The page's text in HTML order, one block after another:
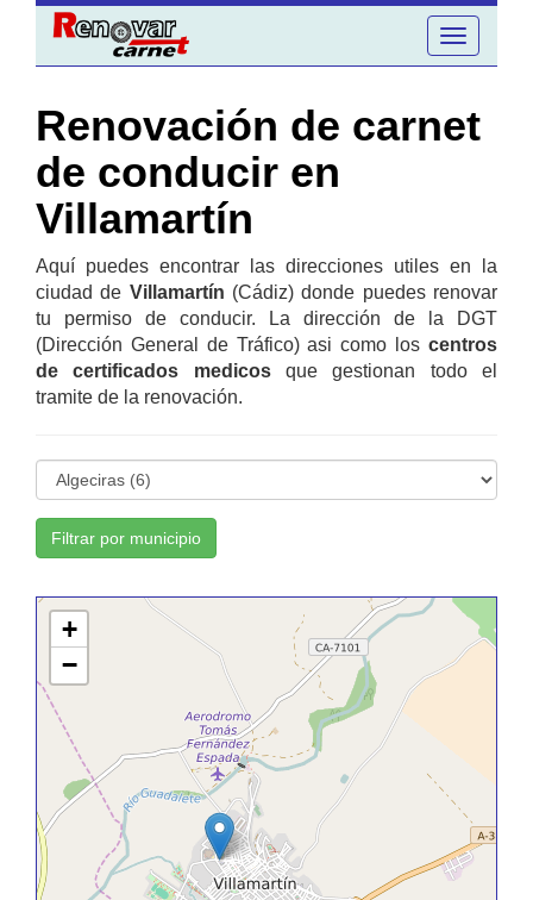
Toggle
navigation
Renovación de carnet
de conducir en
Villamartín
Aquí puedes encontrar las direcciones utiles en la
ciudad de Villamartín (Cádiz) donde puedes renovar
tu permiso de conducir. La dirección de la DGT
(Dirección General de Tráfico) asi como los centros
de certificados medicosque gestionan todo el
tramite de la renovación.
Filtrar por municipio
+
−